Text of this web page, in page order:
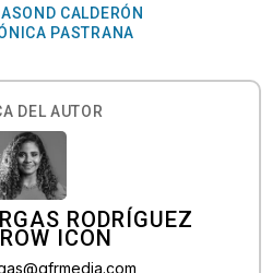
CALDERÓN
PASTRANA
DEL AUTOR
RODRÍGUEZ